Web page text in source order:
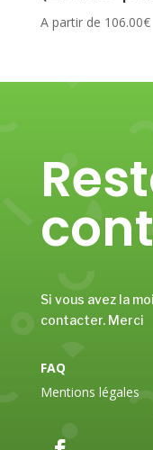
A partir de 106.00€
Si vous avez la
contacter. Merci
FAQ
Mentions légales